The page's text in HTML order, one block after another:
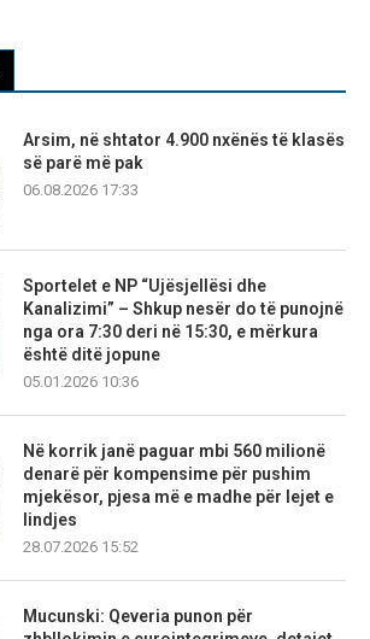
Arsim, në shtator 4.900 nxënës të klasës
së parë më pak
06.08.2026 17:33
Sportelet e NP “Ujësjellësi dhe
Kanalizimi” – Shkup nesër do të punojnë
nga ora 7:30 deri në 15:30, e mërkura
është ditë jopune
05.01.2026 10:36
Në korrik janë paguar mbi 560 milionë
denarë për kompensime për pushim
mjekësor, pjesa më e madhe për lejet e
lindjes
28.07.2026 15:52
Mucunski: Qeveria punon për